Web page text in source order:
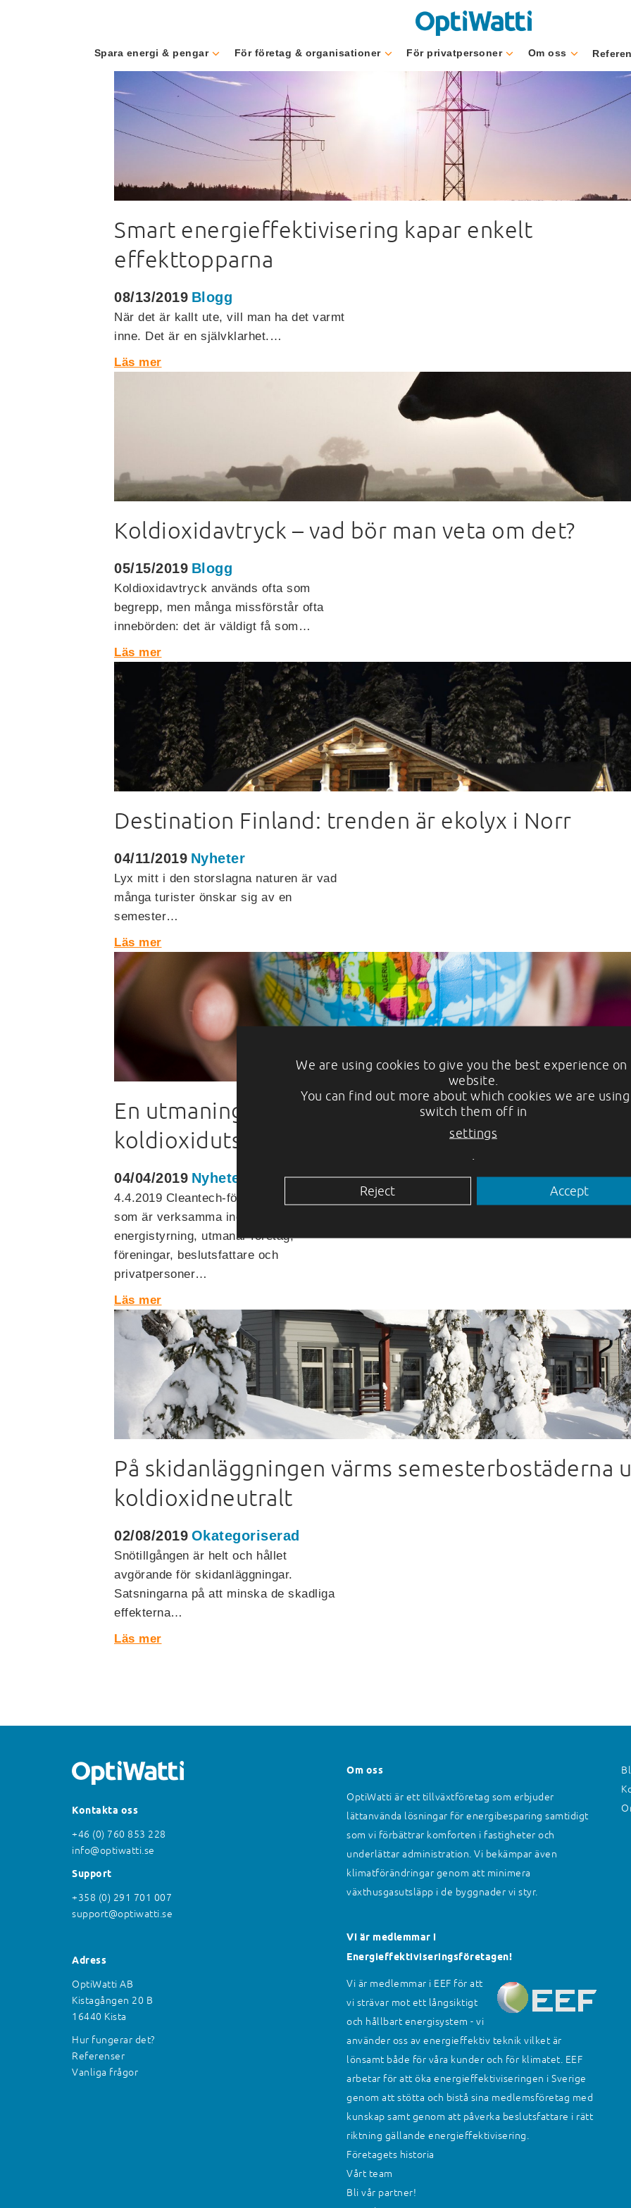
Spara energi & pengar För företag & organisationer För privatpersoner Om oss
Category:Produktion
Smart energieffektivisering kapar enkelt
effekttopparna
08/13/2019 Blogg
När det är kallt ute, vill man ha det varmt
inne. Det är en självklarhet.…
Läs mer
Koldioxidavtryck – vad bör man veta om det?
05/15/2019 Blogg
Koldioxidavtryck används ofta som
begrepp, men många missförstår ofta
innebörden: det är väldigt få som…
Läs mer
Destination Finland: trenden är ekolyx i Norr
04/11/2019 Nyheter
Lyx mitt i den storslagna naturen är vad
många turister önskar sig av en
semester…
Läs mer
En utmaning för klimatet: berätta hur du minskar
koldioxidutsläpp
04/04/2019 Nyheter
4.4.2019 Cleantech-företaget OptiWatti,
som är verksamma inom smart
energistyrning, utmanar företag,
föreningar, beslutsfattare och
privatpersoner…
Läs mer
På skidanläggningen värms semesterbostäderna
koldioxidneutralt
02/08/2019 Okategoriserad
Snötillgången är helt och hållet
avgörande för skidanläggningar.
Satsningarna på att minska de skadliga
effekterna…
Läs mer
Kontakta oss
+46 (0) 760 853 228
info@optiwatti.se
Support
+358 (0) 291 701 007
support@optiwatti.se
Adress
OptiWatti AB
Kistagången 20 B
16440 Kista
Hur fungerar det?
Referenser
Vanliga frågor
Om oss
OptiWatti är ett tillväxtföretag som erbjuder
lättanvända lösningar för energibesparing samtidigt
som vi förbättrar komforten i fastigheter och
underlättar administration. Vi bekämpar även
klimatförändringar genom att minimera
växthusgasutsläpp i de byggnader vi styr.
Vi är medlemmar i
Energieffektiviseringsföretagen!
Vi är medlemmar i EEF för att
vi strävar mot ett långsiktigt
och hållbart energisystem - vi
använder oss av energieffektiv teknik vilket är
lönsamt både för våra kunder och för klimatet. EEF
arbetar för att öka energieffektiviseringen i Sverige
genom att stötta och bistå sina medlemsföretag med
kunskap samt genom att påverka beslutsfattare i rätt
riktning gällande energieffektivisering.
Företagets historia
Vårt team
Bli vår partner!
We are using cookies to give you the best experience on
website.
You can find out more about which cookies we are
switch them off in
settings
Accept
Reject